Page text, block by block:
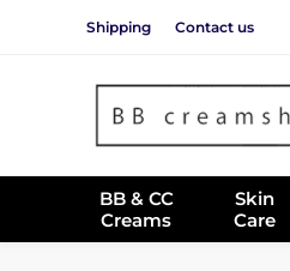
Shipping Contact us
BB & CC
Creams
Skin
Care